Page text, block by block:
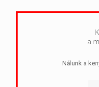
a
Nálunk a